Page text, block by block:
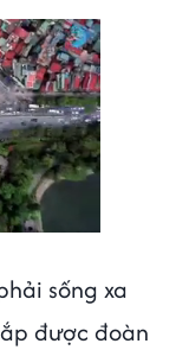
sống xa
được đoàn